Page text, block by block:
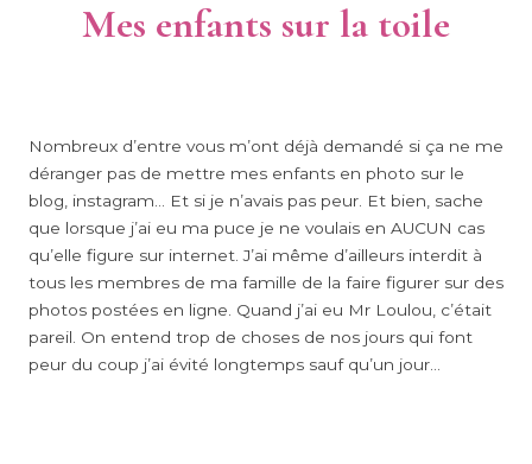
Mes enfants sur la toile
Nombreux d’entre vous m’ont déjà demandé si ça ne me
déranger pas de mettre mes enfants en photo sur le
blog, instagram… Et si je n’avais pas peur. Et bien, sache
que lorsque j’ai eu ma puce je ne voulais en AUCUN cas
qu’elle figure sur internet. J’ai même d’ailleurs interdit à
tous les membres de ma famille de la faire figurer sur des
photos postées en ligne. Quand j’ai eu Mr Loulou, c’était
pareil. On entend trop de choses de nos jours qui font
peur du coup j’ai évité longtemps sauf qu’un jour…